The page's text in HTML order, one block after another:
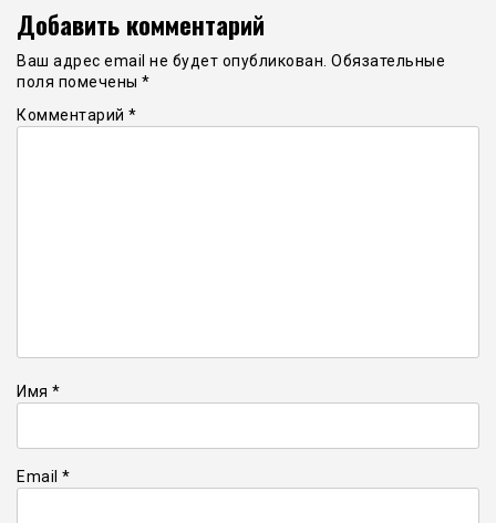
Добавить комментарий
Ваш адрес email не будет опубликован. Обязательные
поля помечены *
Комментарий *
Имя *
Email *